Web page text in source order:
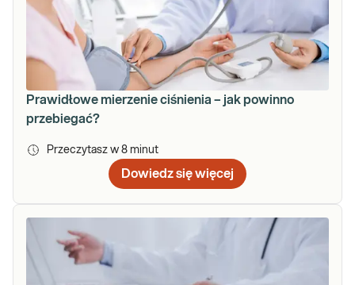
Prawidłowe mierzenie ciśnienia – jak powinno
przebiegać?
Przeczytasz w 8 minut
Dowiedz się więcej